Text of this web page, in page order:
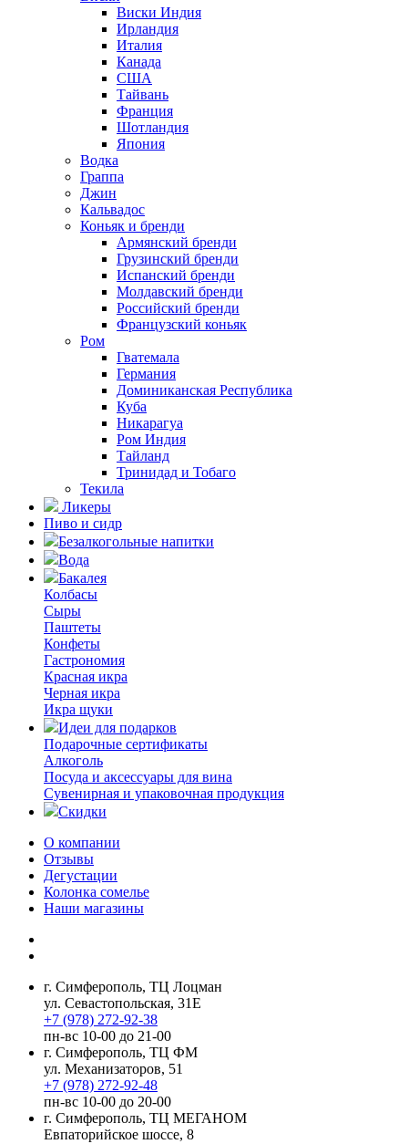
Виски Индия
Ирландия
Италия
Канада
США
Тайвань
Франция
Шотландия
Япония
Водка
Граппа
Джин
Кальвадос
Коньяк и бренди
Армянский бренди
Грузинский бренди
Испанский бренди
Молдавский бренди
Российский бренди
Французский коньяк
Ром
Гватемала
Германия
Доминиканская Республика
Куба
Никарагуа
Ром Индия
Тайланд
Тринидад и Тобаго
Текила
Ликеры
Пиво и сидр
Безалкогольные напитки
Вода
Бакалея
Колбасы
Сыры
Паштеты
Конфеты
Гастрономия
Красная икра
Черная икра
Икра щуки
Идеи для подарков
Подарочные сертификаты
Алкоголь
Посуда и аксессуары для вина
Сувенирная и упаковочная продукция
Скидки
О компании
Отзывы
Дегустации
Колонка сомелье
Наши магазины
г. Симферополь, ТЦ Лоцман
ул. Севастопольская, 31Е
+7 (978) 272-92-38
пн-вс 10-00 до 21-00
г. Симферополь, ТЦ ФМ
ул. Механизаторов, 51
+7 (978) 272-92-48
пн-вс 10-00 до 20-00
г. Симферополь, ТЦ МЕГАНОМ
Евпаторийское шоссе, 8